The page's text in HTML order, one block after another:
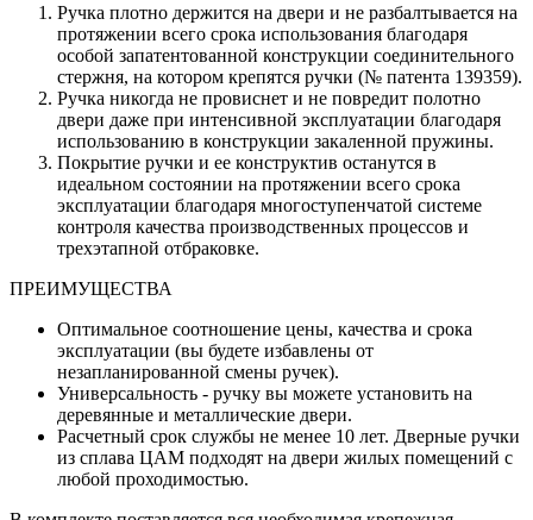
Ручка плотно держится на двери и не разбалтывается на
протяжении всего срока использования благодаря
особой запатентованной конструкции соединительного
стержня, на котором крепятся ручки (№ патента 139359).
Ручка никогда не провиснет и не повредит полотно
двери даже при интенсивной эксплуатации благодаря
использованию в конструкции закаленной пружины.
Покрытие ручки и ее конструктив останутся в
идеальном состоянии на протяжении всего срока
эксплуатации благодаря многоступенчатой системе
контроля качества производственных процессов и
трехэтапной отбраковке.
ПРЕИМУЩЕСТВА
Оптимальное соотношение цены, качества и срока
эксплуатации (вы будете избавлены от
незапланированной смены ручек).
Универсальность - ручку вы можете установить на
деревянные и металлические двери.
Расчетный срок службы не менее 10 лет. Дверные ручки
из сплава ЦАМ подходят на двери жилых помещений с
любой проходимостью.